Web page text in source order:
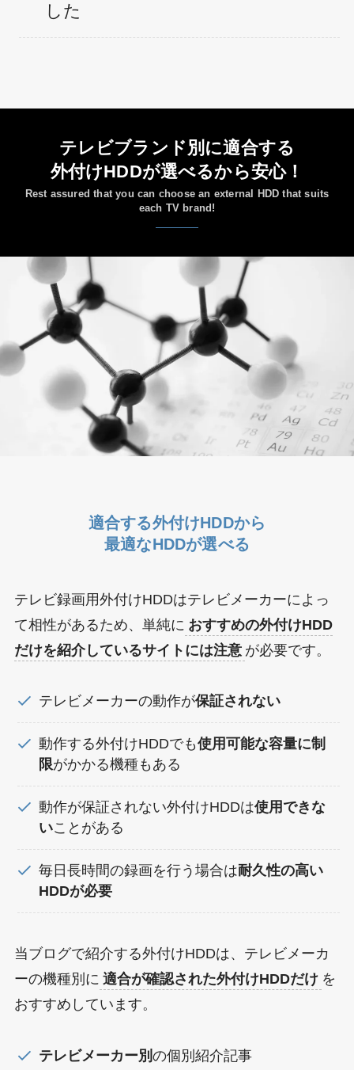
した
テレビブランド別に適合する
外付けHDDが選べるから安心！
Rest assured that you can choose an external HDD that suits
each TV brand!
適合する外付けHDDから
最適なHDDが選べる
テレビ録画用外付けHDDはテレビメーカーによっ
て相性があるため、単純に おすすめの外付けHDD
だけを紹介しているサイトには注意 が必要です。
テレビメーカーの動作が保証されない
動作する外付けHDDでも使用可能な容量に制
限がかかる機種もある
動作が保証されない外付けHDDは使用できな
いことがある
毎日長時間の録画を行う場合は耐久性の高い
HDDが必要
当ブログで紹介する外付けHDDは、テレビメーカ
ーの機種別に 適合が確認された外付けHDDだけ を
おすすめしています。
テレビメーカー別の個別紹介記事